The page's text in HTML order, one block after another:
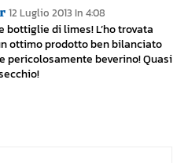
12 Luglio 2013 In 4:08
bottiglie di limes! L’ho trovata
ottimo prodotto ben bilanciato
pericolosamente beverino! Quasi